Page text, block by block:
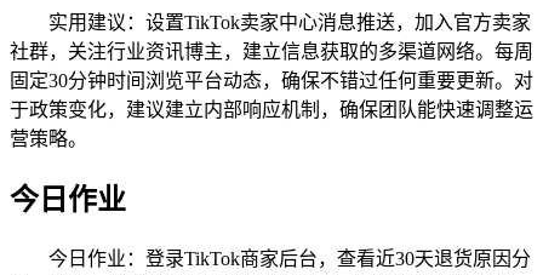
实用建议：设置TikTok卖家中心消息推送，加入官方卖家
社群，关注行业资讯博主，建立信息获取的多渠道网络。每周
固定30分钟时间浏览平台动态，确保不错过任何重要更新。对
于政策变化，建议建立内部响应机制，确保团队能快速调整运
营策略。
今日作业
今日作业：登录TikTok商家后台，查看近30天退货原因分